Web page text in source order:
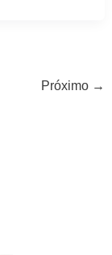
Próximo →